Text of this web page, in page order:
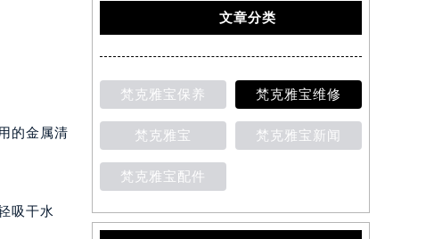
的金属清
吸干水
文章分类
梵克雅宝保养 梵克雅宝维修
梵克雅宝 梵克雅宝新闻
梵克雅宝配件